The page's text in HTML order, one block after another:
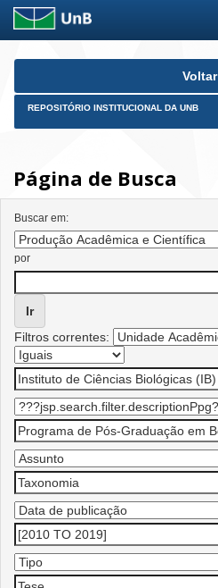
Skip
Voltar
REPOSITÓRIO INSTITUCIONAL DA UNB
Página de Busca
Buscar em:
por
Filtros correntes: